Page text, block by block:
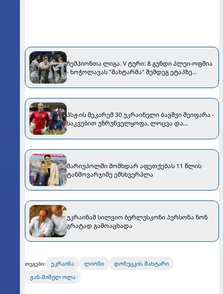
ჩემპიონთა ლიგა. V ტური: 8 გუნდი პლეი-ოფშია
- ხოჭოლავას "შახტარმა" შემდეგ ეტაპზე
პსჟ-ის მეკარემ 30 უკრაინელი ბავშვი შეიფარა -
საკვებით უზრუნველყოფა, ლოცვა და
მარიუპოლში მომხდარ აფეთქებას 11 წლის
ტანმოვარჯიშე ემსხვერპლა
უკრაინამ სილვიო ბერლუსკონი პერსონა ნონ
გრატად გამოაცხადა
თეგები: უკრაინა ლიონი
დონეცკის შახტარი
ჟან-მიშელ ოლა